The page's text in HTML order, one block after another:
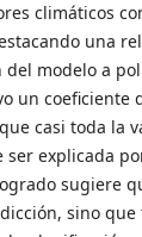
climáticos
una
modelo a
un coeficiente
casi toda la
ser explicada
sugiere
sino